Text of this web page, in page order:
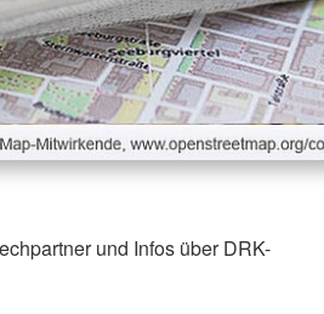
und Infos über DRK-